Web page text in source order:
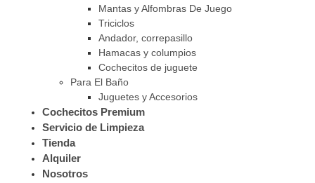
Mantas y Alfombras De Juego
Triciclos
Andador, correpasillo
Hamacas y columpios
Cochecitos de juguete
Para El Baño
Juguetes y Accesorios
Cochecitos Premium
Servicio de Limpieza
Tienda
Alquiler
Nosotros